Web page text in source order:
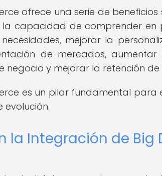
ofrece una serie de beneficios
la capacidad de comprender en
mejorar la
de mercados, aumentar
y mejorar la retención de
es un pilar fundamental para
la Integración de Big